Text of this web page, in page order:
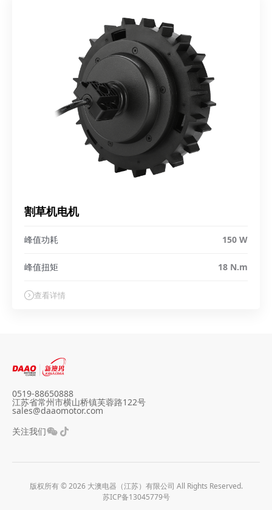
割草机电机
峰值功耗 150 W
峰值扭矩 18 N.m
查看详情
0519-88650888
江苏省常州市横山桥镇芙蓉路122号
sales@daaomotor.com
关注我们
版权所有 © 2026 大澳电器（江苏）有限公司 All Rights Reserved.
苏ICP备13045779号